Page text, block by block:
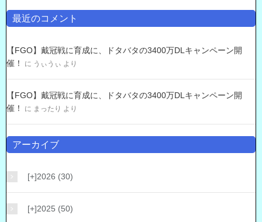
最近のコメント
【FGO】戴冠戦に育成に、ドタバタの3400万DLキャンペーン開
催！
に うぃうぃ より
【FGO】戴冠戦に育成に、ドタバタの3400万DLキャンペーン開
催！
に まったり より
アーカイブ
[+]2026 (30)
[+]2025 (50)